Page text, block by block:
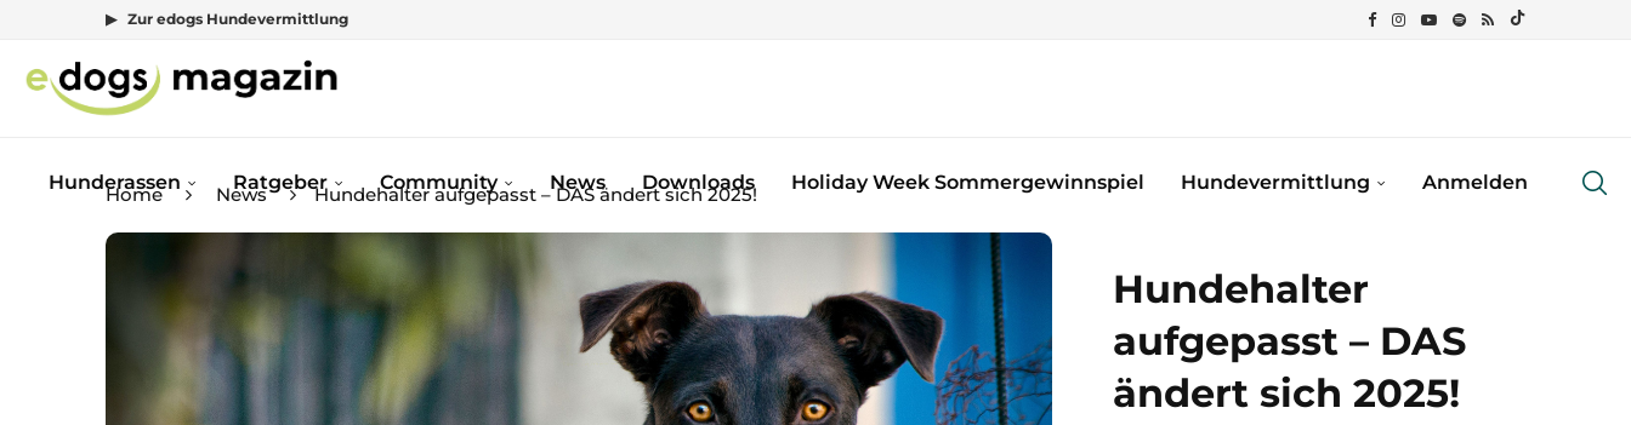
▶ Zur edogs Hundevermittlung
Hunderassen Ratgeber Community News Downloads Holiday Week Sommergewinnspiel Hundevermittlung Anmelden
Home News Hundehalter aufgepasst – DAS ändert sich 2025!
Hundehalter
aufgepasst – DAS
ändert sich 2025!